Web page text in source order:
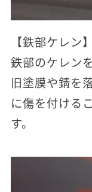
【鉄部ケレン
鉄部のケレン
旧塗膜や錆を
に傷を付ける
す。